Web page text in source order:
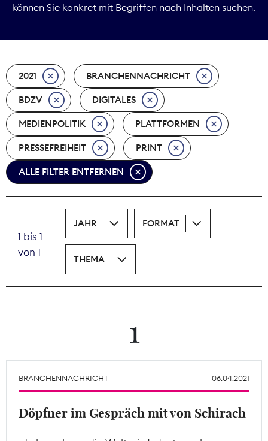
Marktdaten
Nachhaltigkeit
Nachwuchs
Nova Award
Pressefreiheit
Print
Recht
Tarifpolitik
Theodor-Wolff-Preis
Mitgliederbereich
können Sie konkret mit Begriffen nach Inhalten suchen.
2021 BRANCHENNACHRICHT
BDZV DIGITALES
MEDIENPOLITIK PLATTFORMEN
PRESSEFREIHEIT PRINT
ALLE FILTER ENTFERNEN
1 bis 1
von 1
JAHR FORMAT
THEMA
1
BRANCHENNACHRICHT 06.04.2021
Döpfner im Gespräch mit von Schirach